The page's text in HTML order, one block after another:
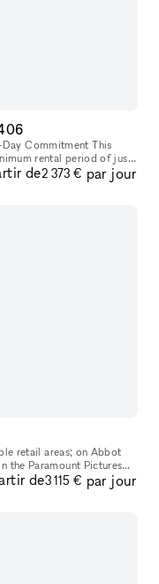
Commitment This
rental period of just
it’s desig
de2 373 € par jour
retail areas; on Abbot
the Paramount Pictures
named Abbot K
de3 115 € par jour